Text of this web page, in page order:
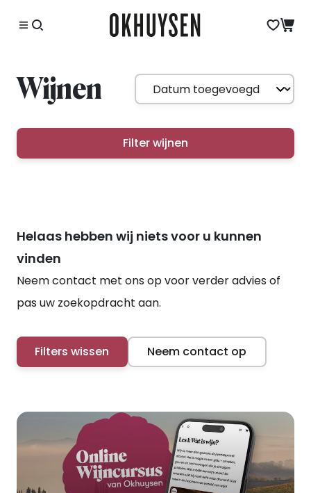
Wijnen
Filter wijnen
Helaas hebben wij niets voor u kunnen
vinden
Neem contact met ons op voor verder advies of
pas uw zoekopdracht aan.
Filters wissen Neem contact op